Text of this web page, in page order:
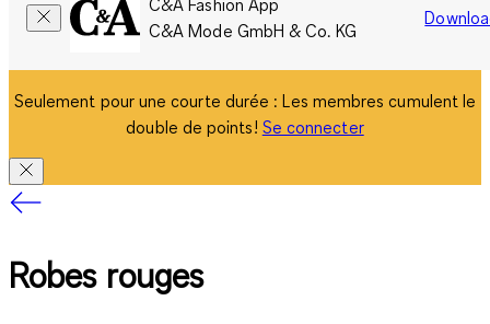
C&A Fashion App
C&A Mode GmbH & Co. KG
Seulement pour une courte durée : Les membres cumulent le
double de points! Se connecter
Robes rouges